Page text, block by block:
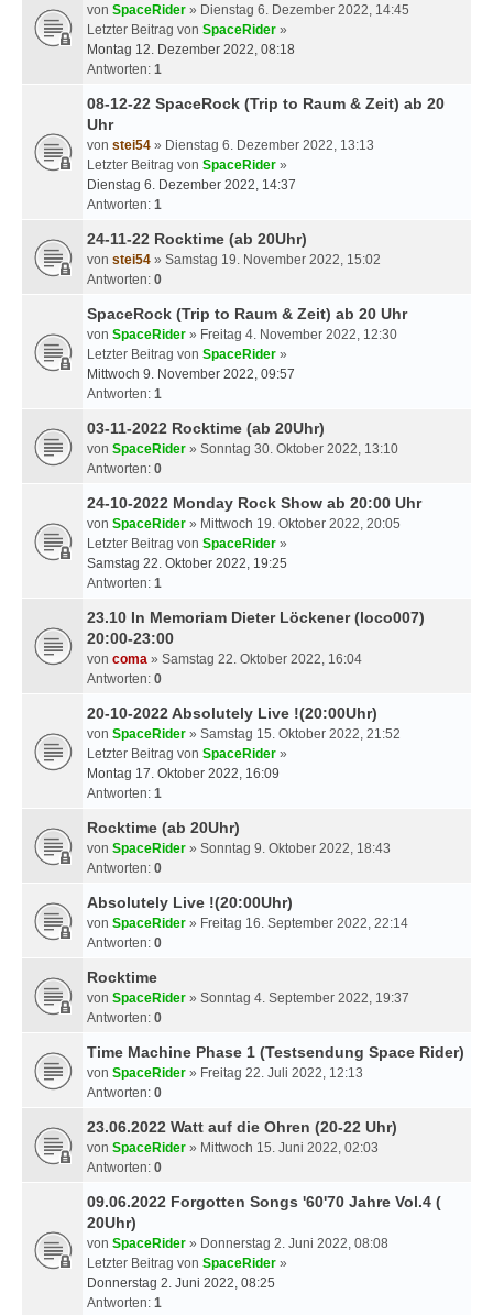
von SpaceRider » Dienstag 6. Dezember 2022, 14:45
Letzter Beitrag von SpaceRider »
Montag 12. Dezember 2022, 08:18
Antworten: 1
08-12-22 SpaceRock (Trip to Raum & Zeit) ab 20
Uhr
von stei54 » Dienstag 6. Dezember 2022, 13:13
Letzter Beitrag von SpaceRider »
Dienstag 6. Dezember 2022, 14:37
Antworten: 1
24-11-22 Rocktime (ab 20Uhr)
von stei54 » Samstag 19. November 2022, 15:02
Antworten: 0
SpaceRock (Trip to Raum & Zeit) ab 20 Uhr
von SpaceRider » Freitag 4. November 2022, 12:30
Letzter Beitrag von SpaceRider »
Mittwoch 9. November 2022, 09:57
Antworten: 1
03-11-2022 Rocktime (ab 20Uhr)
von SpaceRider » Sonntag 30. Oktober 2022, 13:10
Antworten: 0
24-10-2022 Monday Rock Show ab 20:00 Uhr
von SpaceRider » Mittwoch 19. Oktober 2022, 20:05
Letzter Beitrag von SpaceRider »
Samstag 22. Oktober 2022, 19:25
Antworten: 1
23.10 In Memoriam Dieter Löckener (loco007)
20:00-23:00
von coma » Samstag 22. Oktober 2022, 16:04
Antworten: 0
20-10-2022 Absolutely Live !(20:00Uhr)
von SpaceRider » Samstag 15. Oktober 2022, 21:52
Letzter Beitrag von SpaceRider »
Montag 17. Oktober 2022, 16:09
Antworten: 1
Rocktime (ab 20Uhr)
von SpaceRider » Sonntag 9. Oktober 2022, 18:43
Antworten: 0
Absolutely Live !(20:00Uhr)
von SpaceRider » Freitag 16. September 2022, 22:14
Antworten: 0
Rocktime
von SpaceRider » Sonntag 4. September 2022, 19:37
Antworten: 0
Time Machine Phase 1 (Testsendung Space Rider)
von SpaceRider » Freitag 22. Juli 2022, 12:13
Antworten: 0
23.06.2022 Watt auf die Ohren (20-22 Uhr)
von SpaceRider » Mittwoch 15. Juni 2022, 02:03
Antworten: 0
09.06.2022 Forgotten Songs '60'70 Jahre Vol.4 (
20Uhr)
von SpaceRider » Donnerstag 2. Juni 2022, 08:08
Letzter Beitrag von SpaceRider »
Donnerstag 2. Juni 2022, 08:25
Antworten: 1